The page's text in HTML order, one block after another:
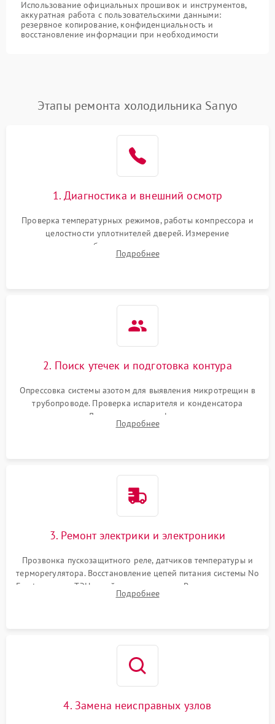
Использование официальных прошивок и инструментов,
аккуратная работа с пользовательскими данными:
резервное копирование, конфиденциальность и
восстановление информации при необходимости
Этапы ремонта холодильника Sanyo
1. Диагностика и внешний осмотр
Проверка температурных режимов, работы компрессора и
целостности уплотнителей дверей. Измерение
сопротивления обмоток мотора, проверка термостата и
считывание кодов ошибок с электронного дисплея.
Подробнее
2. Поиск утечек и подготовка контура
Опрессовка системы азотом для выявления микротрещин в
трубопроводе. Проверка испарителя и конденсатора
течеискателем. Демонтаж старого фильтра-осушителя и
продувка капиллярной трубки для устранения засоров.
Подробнее
3. Ремонт электрики и электроники
Прозвонка пускозащитного реле, датчиков температуры и
терморегулятора. Восстановление цепей питания системы No
Frost, включая ТЭН оттайки и вентилятор. Ремонт или замена
платы управления при сбоях алгоритмов.
Подробнее
4. Замена неисправных узлов